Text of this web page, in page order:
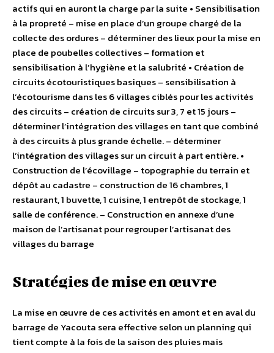
actifs qui en auront la charge par la suite • Sensibilisation
à la propreté – mise en place d’un groupe chargé de la
collecte des ordures – déterminer des lieux pour la mise en
place de poubelles collectives – formation et
sensibilisation à l’hygiène et la salubrité • Création de
circuits écotouristiques basiques – sensibilisation à
l’écotourisme dans les 6 villages ciblés pour les activités
des circuits – création de circuits sur 3, 7 et 15 jours –
déterminer l’intégration des villages en tant que combiné
à des circuits à plus grande échelle. – déterminer
l’intégration des villages sur un circuit à part entière. •
Construction de l’écovillage – topographie du terrain et
dépôt au cadastre – construction de 16 chambres, 1
restaurant, 1 buvette, 1 cuisine, 1 entrepôt de stockage, 1
salle de conférence. – Construction en annexe d’une
maison de l’artisanat pour regrouper l’artisanat des
villages du barrage
Stratégies de mise en œuvre
La mise en œuvre de ces activités en amont et en aval du
barrage de Yacouta sera effective selon un planning qui
tient compte à la fois de la saison des pluies mais